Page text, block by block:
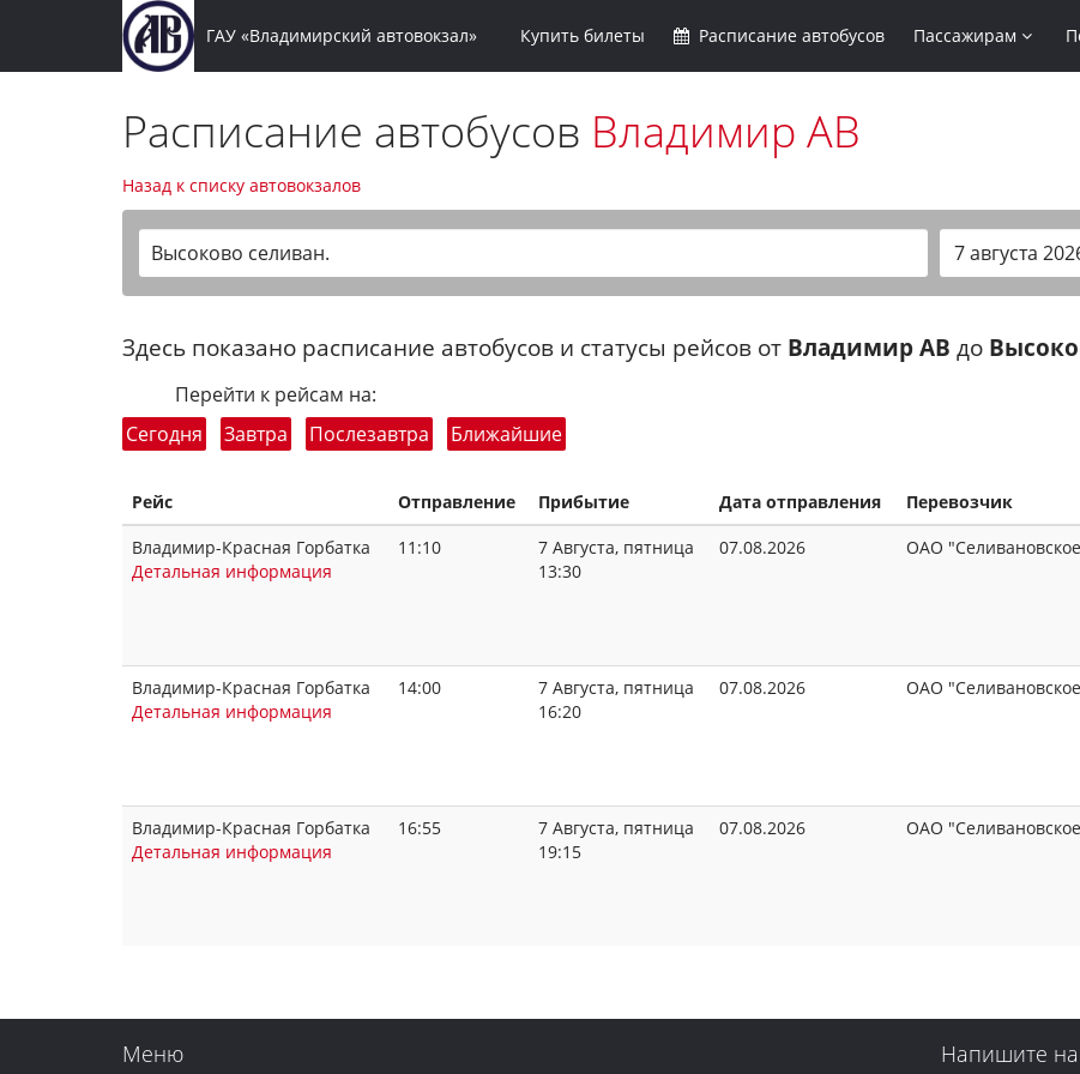
ГАУ «Владимирский автовокзал» Купить билеты Расписание автобусов Пассажирам
Расписание автобусов Владимир АВ
Назад к списку автовокзалов
Высоково селиван.
Здесь показано расписание автобусов и статусы рейсов от Владимир АВ до
Перейти к рейсам на:
Сегодня
Завтра Послезавтра Ближайшие
Рейс Отправление Прибытие Дата отправления Перевозчик
Владимир-Красная Горбатка
Детальная информация
11:10
7 Августа, пятница
13:30
07.08.2026 ОАО
Владимир-Красная Горбатка
Детальная информация
14:00
7 Августа, пятница
16:20
07.08.2026 ОАО
Владимир-Красная Горбатка
Детальная информация
16:55
7 Августа, пятница
19:15
07.08.2026 ОАО
Меню Напишите